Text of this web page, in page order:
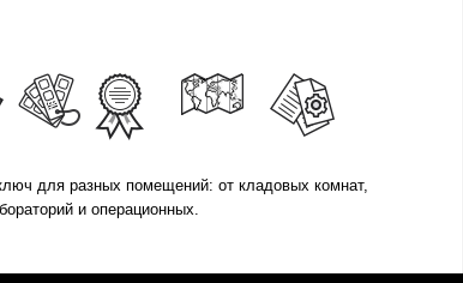
для разных помещений: от кладовых комнат,
и операционных.